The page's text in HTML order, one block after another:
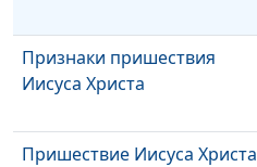
Признаки пришествия
Иисуса Христа
Пришествие Иисуса Христа